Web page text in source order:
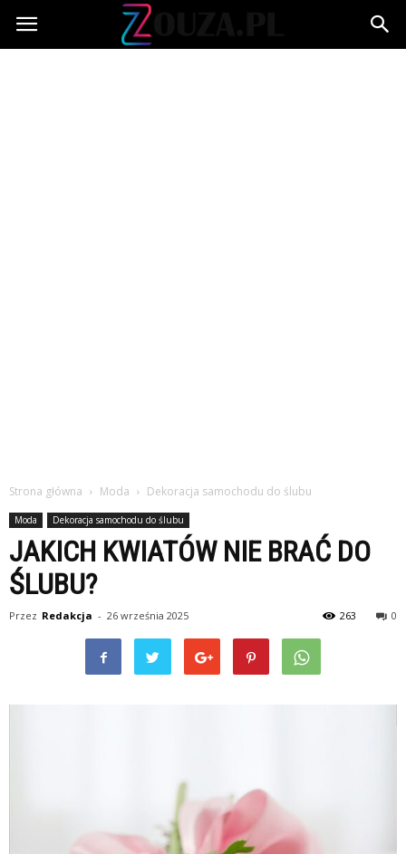
Zouza.pl
Strona główna Moda Dekoracja samochodu do ślubu
Moda Dekoracja samochodu do ślubu
JAKICH KWIATÓW NIE BRAĆ DO
ŚLUBU?
Przez Redakcja - 26 września 2025 0
263